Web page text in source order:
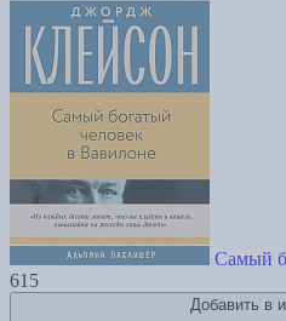
Самый
615
Добавить в